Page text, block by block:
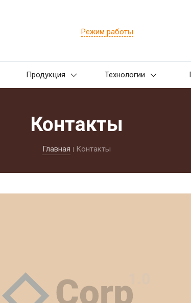
Режим работы
Продукция Технологии
Контакты
Главная Контакты